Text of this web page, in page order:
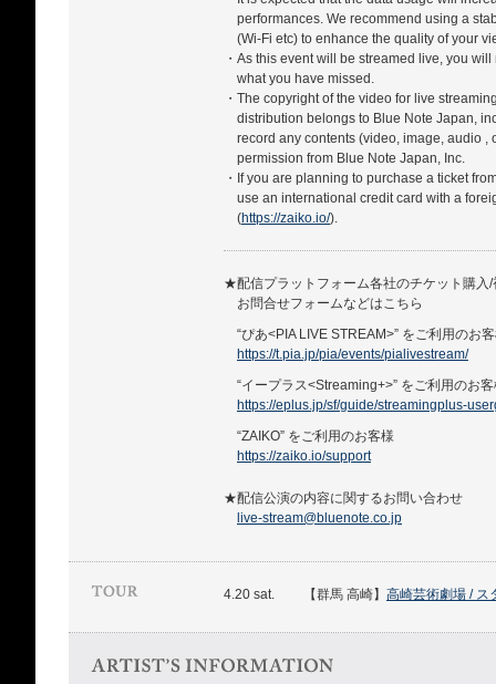
performances. We recommend using a
(Wi-Fi etc) to enhance the quality of your
・As this event will be streamed live, you
what you have missed.
・The copyright of the video for live
distribution belongs to Blue Note Japan,
record any contents (video, image, audio
permission from Blue Note Japan, Inc.
・If you are planning to purchase a ticket
use an international credit card with a
(https://zaiko.io/).
★配信プラットフォーム各社のチケット購入/
お問合せフォームなどはこちら
“ぴあ<PIA LIVE STREAM>” をご利用のお
https://t.pia.jp/pia/events/pialivestream/
“イープラス<Streaming+>” をご利用のお
https://eplus.jp/sf/guide/streamingplus-
“ZAIKO” をご利用のお客様
https://zaiko.io/support
★配信公演の内容に関するお問い合わせ
live-stream@bluenote.co.jp
4.20 sat. 【群馬 高崎】 高崎芸術劇場 / ス